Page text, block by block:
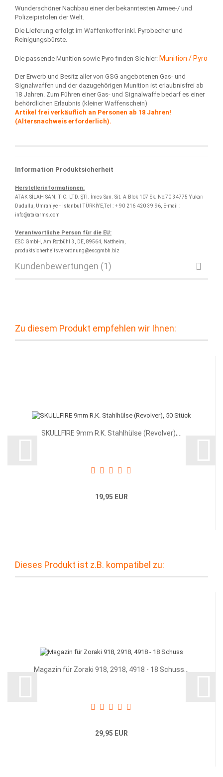
Wunderschöner Nachbau einer der bekanntesten Armee-/ und
Polizeipistolen der Welt.
Die Lieferung erfolgt im Waffenkoffer inkl. Pyrobecher und
Reinigungsbürste.
Die passende Munition sowie Pyro finden Sie hier: Munition / Pyro
Der Erwerb und Besitz aller von GSG angebotenen Gas- und
Signalwaffen und der dazugehörigen Munition ist erlaubnisfrei ab
18 Jahren. Zum Führen einer Gas- und Signalwaffe bedarf es einer
behördlichen Erlaubnis (kleiner Waffenschein)
Artikel frei verkäuflich an Personen ab 18 Jahren!
(Altersnachweis erforderlich).
Information Produktsicherheit
Herstellerinformationen:
ATAK SİLAH SAN. TİC. LTD. ŞTİ. İmes San. Sit. A Blok 107 Sk. No:70 34775 Yukarı
Dudullu, Ümraniye - İstanbul TÜRKİYE,Tel : + 90 216 420 39 96, E-mail :
info@atakarms.com
Verantwortliche Person für die EU:
ESC GmbH, Am Rotbühl 3, DE, 89564, Nattheim,
produktsicherheitsverordnung@escgmbh.biz
Kundenbewertungen (1)
Zu diesem Produkt empfehlen wir Ihnen:
SKULLFIRE 9mm R.K. Stahlhülse (Revolver),...
19,95 EUR
Dieses Produkt ist z.B. kompatibel zu:
Magazin für Zoraki 918, 2918, 4918 - 18 Schuss...
29,95 EUR